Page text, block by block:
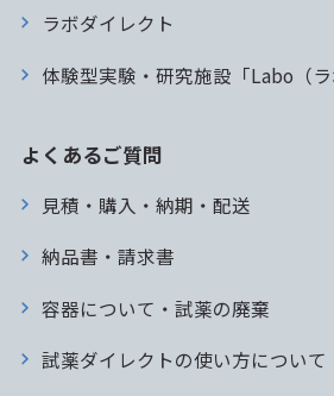
ラボダイレクト
体験型実験・研究施設「Labo（ラ
よくあるご質問
見積・購入・納期・配送
納品書・請求書
容器について・試薬の廃棄
試薬ダイレクトの使い方について